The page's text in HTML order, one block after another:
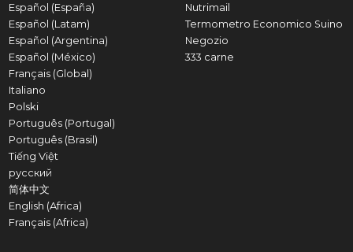
Español (España)
Español (Latam)
Español (Argentina)
Español (México)
Français (Global)
Italiano
Polski
Português (Portugal)
Português (Brasil)
Tiếng Việt
русский
简体中文
English (Africa)
Français (Africa)
Nutrimail
Termometro Economico Suino
Negozio
333 carne